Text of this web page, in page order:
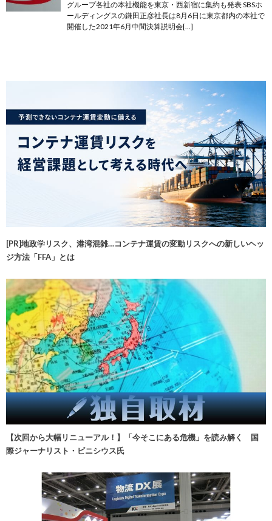
グループ各社の本社機能を東京・西新宿に集約も発表 SBSホ
ールディングスの鎌田正彦社長は8月6日に東京都内の本社で
開催した2021年6月中間決算説明会[…]
[PR]地政学リスク、港湾混雑…コンテナ運賃の変動リスクへの新しいヘッ
ジ方法「FFA」とは
【次回から大幅リニューアル！】「今そこにある危機」を読み解く 国
際ジャーナリスト・ビニシウス氏